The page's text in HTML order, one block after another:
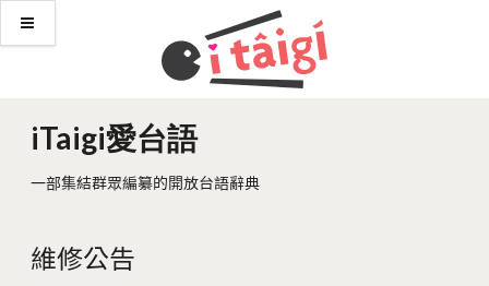
iTaigi愛台語
一部集結群眾編纂的開放台語辭典
維修公告